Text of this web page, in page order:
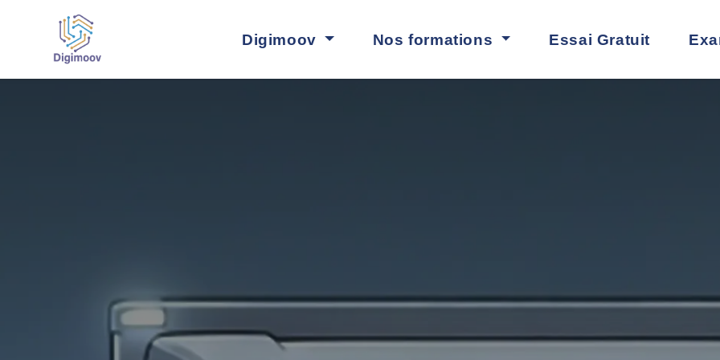
Digimoov Nos formations Essai Gratuit Examen Mon CPF